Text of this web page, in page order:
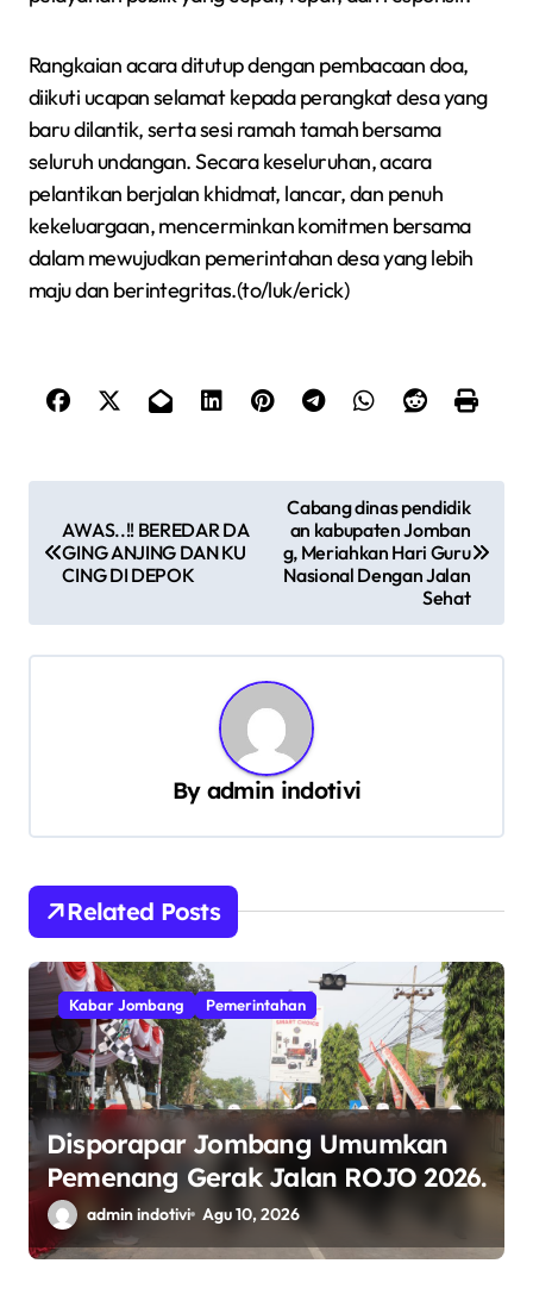
Rangkaian acara ditutup dengan pembacaan doa,
diikuti ucapan selamat kepada perangkat desa yang
baru dilantik, serta sesi ramah tamah bersama
seluruh undangan. Secara keseluruhan, acara
pelantikan berjalan khidmat, lancar, dan penuh
kekeluargaan, mencerminkan komitmen bersama
dalam mewujudkan pemerintahan desa yang lebih
maju dan berintegritas.(to/luk/erick)
i
g
s
AWAS..!! BEREDAR DA
GING ANJING DAN KU
CING DI DEPOK
Cabang dinas pendidik
an kabupaten Jomban
g, Meriahkan Hari Guru
Nasional Dengan Jalan
Sehat
By admin indotivi
Related Posts
Kabar Jombang Pemerintahan
Disporapar Jombang Umumkan
Pemenang Gerak Jalan ROJO 2026.
admin indotivi Agu 10, 2026